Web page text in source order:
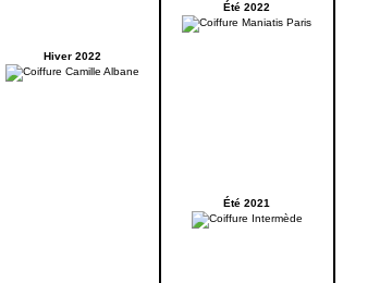
Hiver 2022
Été 2022
Été 2021